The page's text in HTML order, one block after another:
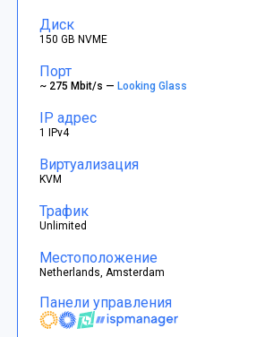
Диск
150 GB NVME
Порт
~ 275 Mbit/s —Looking Glass
IP адрес
1 IPv4
Виртуализация
KVM
Трафик
Unlimited
Местоположение
Netherlands, Amsterdam
Панели управления